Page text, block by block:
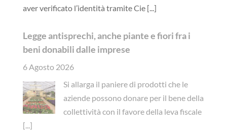
aver verificato l’identità tramite Cie [...]
Legge antisprechi, anche piante e fiori fra i
beni donabili dalle imprese
6 Agosto 2026
Si allarga il paniere di prodotti che le
aziende possono donare per il bene della
collettività con il favore della leva fiscale
[...]